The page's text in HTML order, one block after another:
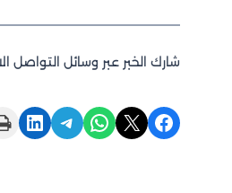
شارك الخبر عبر وسائل التواصل
Share on Facebook
Share on X
Share on WhatsApp
Share on Telegram
Share on LinkedIn
Print this Page